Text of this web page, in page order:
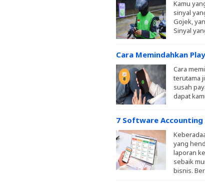
Kamu
sinyal
Gojek,
Sinyal
Cara Memindahkan
Cara
terutama
susah
dapat
7 Software Accounting
yang
laporan
sebaik
bisnis.